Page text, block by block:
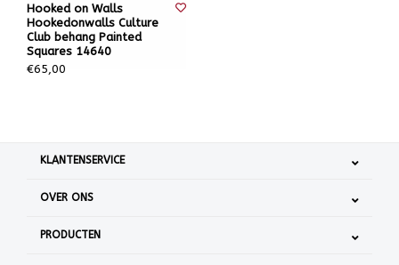
Hooked on Walls
Hookedonwalls Culture
Club behang Painted
Squares 14640
€65,00
KLANTENSERVICE
OVER ONS
PRODUCTEN